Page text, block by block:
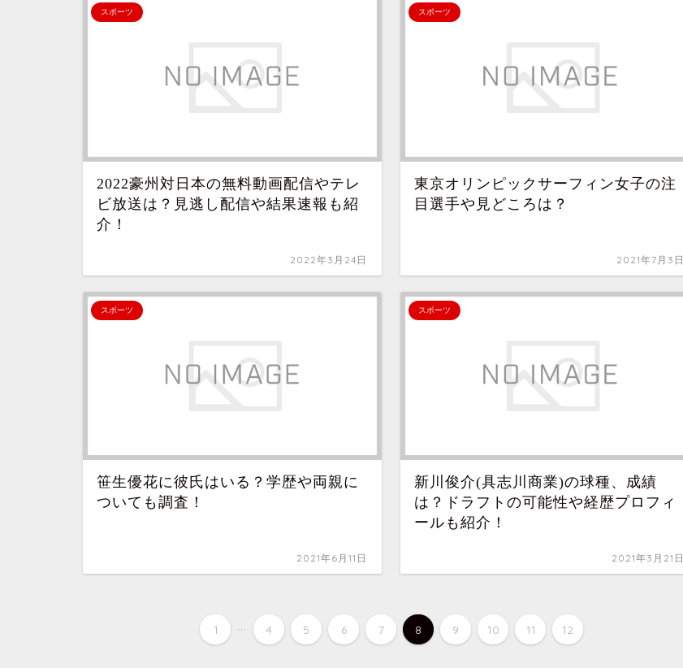
スポーツ
2022豪州対日本の無料動画配信やテレ
ビ放送は？見逃し配信や結果速報も紹
介！
2022年3月24日
スポーツ
東京オリンピックサーフィン女子の注
目選手や見どころは？
2021年7月3日
スポーツ
笹生優花に彼氏はいる？学歴や両親に
ついても調査！
2021年6月11日
スポーツ
新川俊介(具志川商業)の球種、成績
は？ドラフトの可能性や経歴プロフィ
ールも紹介！
2021年3月21日
1 ... 4 5 6 7 8 9 10 11 12